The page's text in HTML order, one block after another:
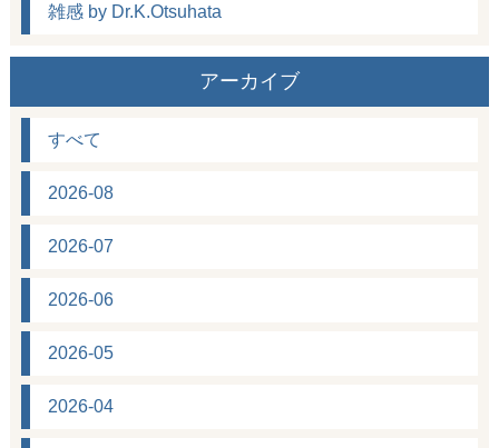
雑感 by Dr.K.Otsuhata
アーカイブ
すべて
2026-08
2026-07
2026-06
2026-05
2026-04